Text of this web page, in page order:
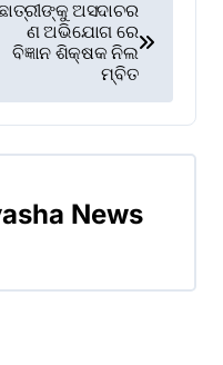
ଅସଦାଚର
ଣ ଅଭିଯୋଗ ରେ
ବିଜ୍ଞାନ ଶିକ୍ଷକ ନିଲ
ମ୍ବିତ
News